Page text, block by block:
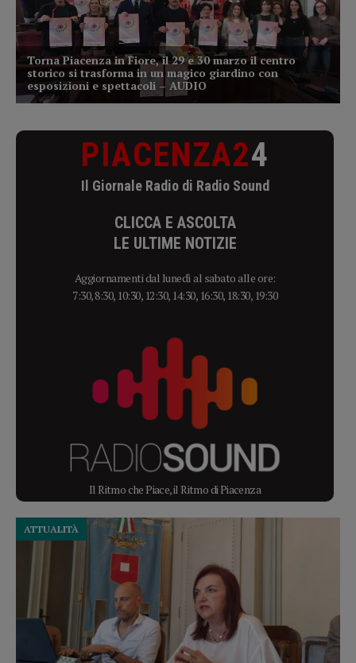
PIACENZA24
Il Giornale Radio di Radio Sound
CLICCA E ASCOLTA
LE ULTIME NOTIZIE
Aggiornamenti dal lunedì al sabato alle ore:
7:30, 8:30, 10:30, 12:30, 14:30, 16:30, 18:30, 19:30
Il Ritmo che Piace, il Ritmo di Piacenza
ATTUALITÀ